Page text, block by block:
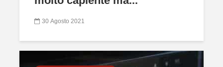
30 Agosto 2021